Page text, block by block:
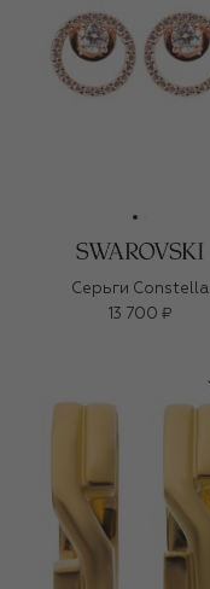
Серьги Constella
13 700 ₽